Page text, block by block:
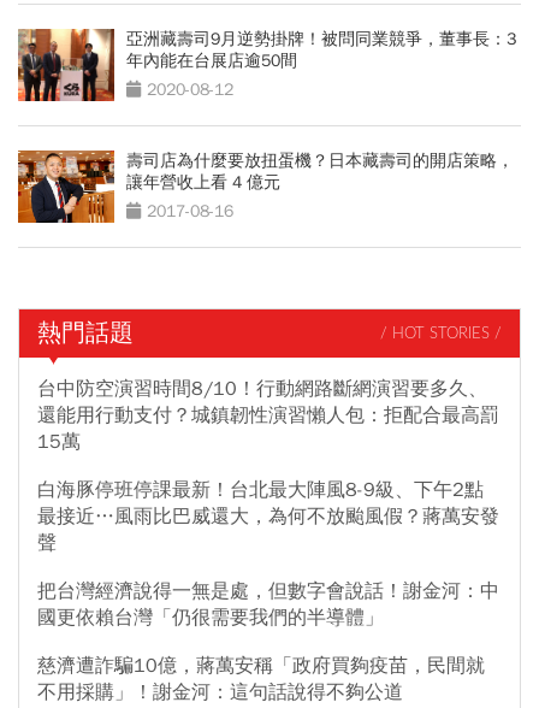
亞洲藏壽司9月逆勢掛牌！被問同業競爭，董事長：3
年內能在台展店逾50間
2020-08-12
壽司店為什麼要放扭蛋機？日本藏壽司的開店策略，
讓年營收上看 4 億元
2017-08-16
熱門話題 / HOT STORIES /
台中防空演習時間8/10！行動網路斷網演習要多久、
還能用行動支付？城鎮韌性演習懶人包：拒配合最高罰
15萬
白海豚停班停課最新！台北最大陣風8-9級、下午2點
最接近…風雨比巴威還大，為何不放颱風假？蔣萬安發
聲
把台灣經濟說得一無是處，但數字會說話！謝金河：中
國更依賴台灣「仍很需要我們的半導體」
慈濟遭詐騙10億，蔣萬安稱「政府買夠疫苗，民間就
不用採購」！謝金河：這句話說得不夠公道